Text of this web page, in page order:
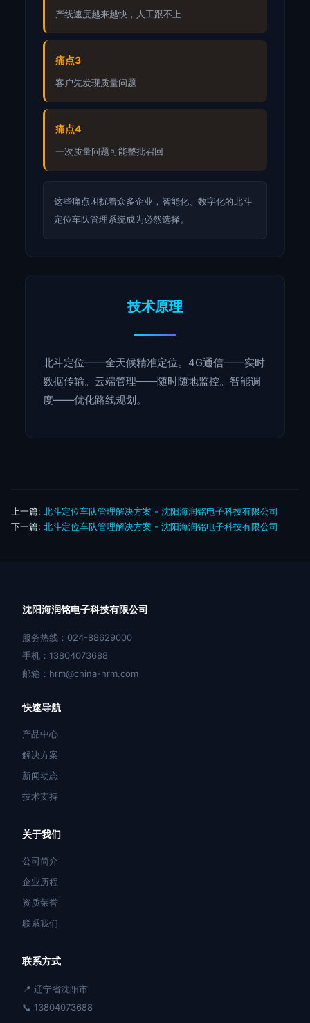
产线速度越来越快，人工跟不上
痛点3
客户先发现质量问题
痛点4
一次质量问题可能整批召回
这些痛点困扰着众多企业，智能化、数字化的北斗
定位车队管理系统成为必然选择。
技术原理
北斗定位——全天候精准定位。4G通信——实时
数据传输。云端管理——随时随地监控。智能调
度——优化路线规划。
上一篇: 北斗定位车队管理解决方案 - 沈阳海润铭电子科技有限公司
下一篇: 北斗定位车队管理解决方案 - 沈阳海润铭电子科技有限公司
沈阳海润铭电子科技有限公司
服务热线：024-88629000
手机：13804073688
邮箱：hrm@china-hrm.com
快速导航
产品中心
解决方案
新闻动态
技术支持
关于我们
公司简介
企业历程
资质荣誉
联系我们
联系方式
📍 辽宁省沈阳市
📞 13804073688